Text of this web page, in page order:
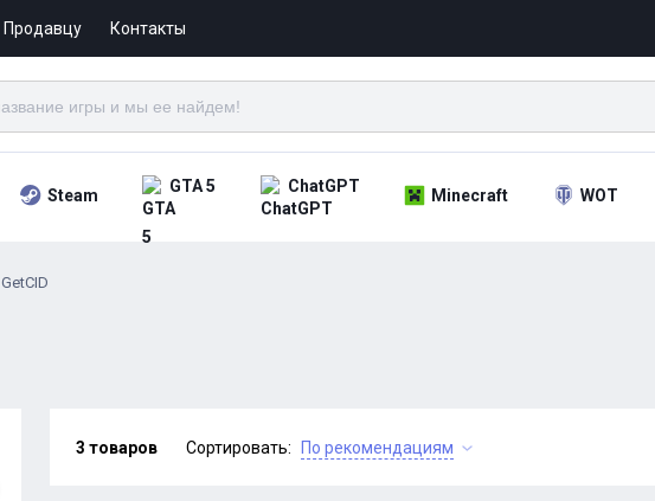
Продавцу Контакты
Steam GTA 5 ChatGPT Minecraft WOT
GetCID
3 товаров Сортировать: По рекомендациям